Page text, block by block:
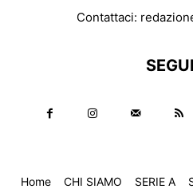
Contattaci:
Home CHI SIAMO SERIE A